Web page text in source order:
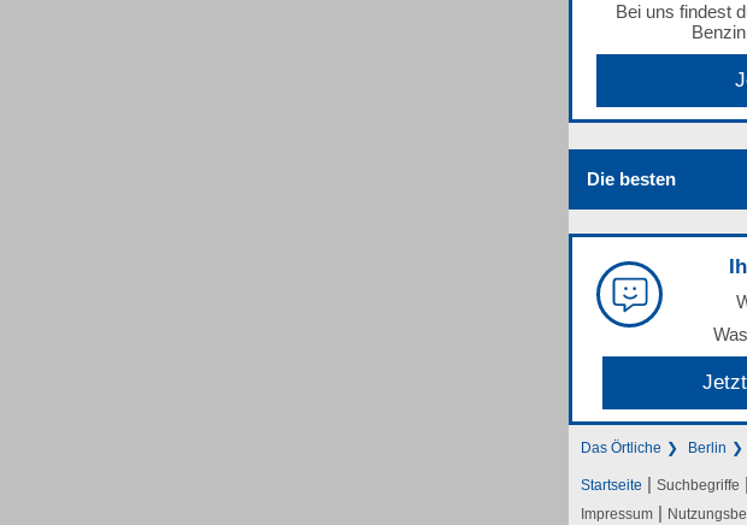
Bei uns findest
Die besten
Das Örtliche Berlin
Startseite | Suchbegriffe |
Impressum |